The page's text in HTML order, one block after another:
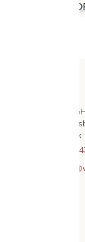
MEHR
Wertpräsent GmbH
Carl Auer-Von-
A-4614 Marchtrenk
+43 7242 / 93696 –